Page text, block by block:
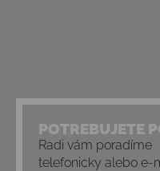
POTREBUJETE
Radi vám poradíme
telefonicky alebo e-